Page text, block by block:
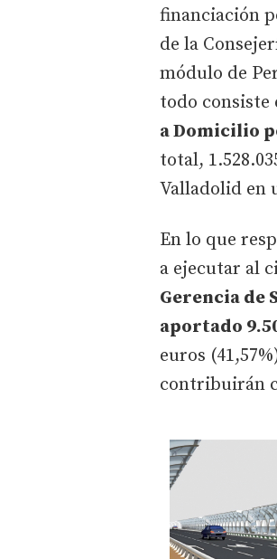
financiación
de la
módulo de
todo consiste
a Domicilio
total,
Valladolid en
En lo que
a ejecutar al
Gerencia de
aportado
euros
contribuirán